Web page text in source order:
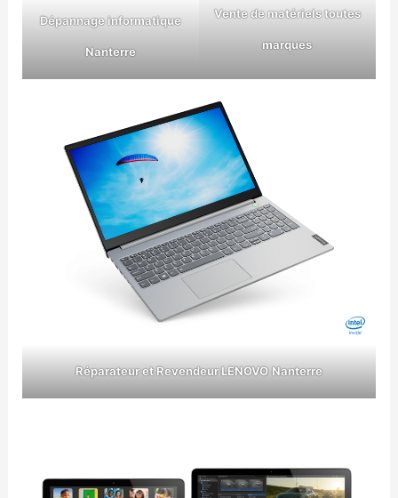
Dépannage informatique
Nanterre
Vente de matériels toutes
marques
Réparateur et Revendeur LENOVO Nanterre